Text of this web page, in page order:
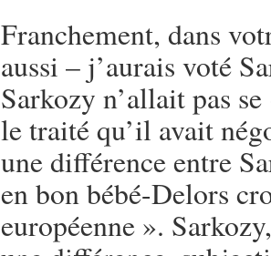
Franchement, dans
aussi – j’aurais voté
Sarkozy n’allait pas
le traité qu’il avait
une différence entre
en bon bébé-Delors
européenne ».